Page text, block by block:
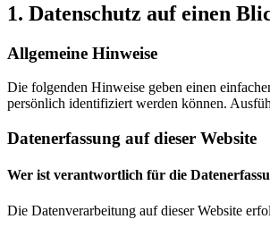
1. Datenschutz auf einen
Allgemeine Hinweise
Die folgenden Hinweise geben einen
persönlich identifiziert werden können.
Datenerfassung auf dieser Website
Wer ist verantwortlich für die
Die Datenverarbeitung auf dieser Website